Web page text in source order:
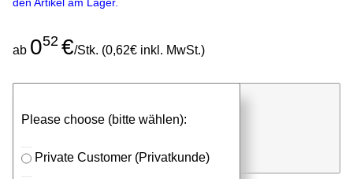
ab 052 €/Stk. (0,62€ inkl. MwSt.)
Please choose (bitte wählen):
Private Customer (Privatkunde)
⮮
Stk. in Anfrageliste